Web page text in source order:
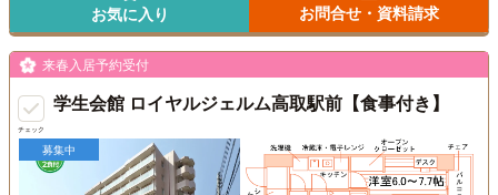
お気に入り お問合せ・資料請求
チェック
来春入居予約受付
学生会館 ロイヤルジェルム高取駅前【食事付き】
募集中